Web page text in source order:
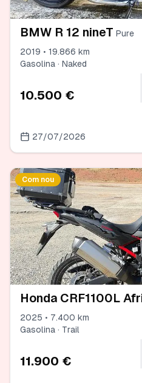
BMW R 12 nineT Pure
2019 • 19.866 km
Gasolina · Naked
10.500 €
27/07/2026
Com nou
Honda CRF1100L
2025 • 7.400 km
Gasolina · Trail
11.900 €